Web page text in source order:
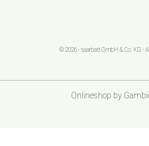
© 2026 - saarbatt GmbH & Co. KG -
Onlineshop by